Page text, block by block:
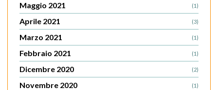
Maggio 2021 (1)
Aprile 2021 (3)
Marzo 2021 (1)
Febbraio 2021 (1)
Dicembre 2020 (2)
Novembre 2020 (1)